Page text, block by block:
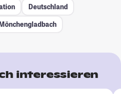
Deutschland
interessieren